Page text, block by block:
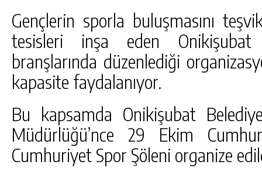
Gençlerin sporla buluşmasını
tesisleri inşa eden
branşlarında düzenlediği
kapasite faydalanıyor.
Bu kapsamda Onikişubat
Müdürlüğü’nce 29 Ekim
Cumhuriyet Spor Şöleni organize
GÜNLÜK HABER AKIŞI